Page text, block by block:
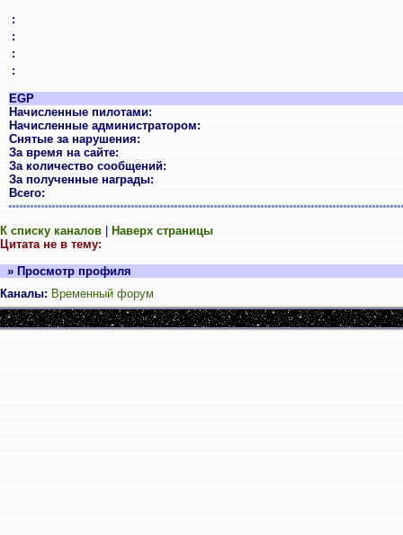
:
:
:
:
EGP
Начисленные пилотами:
Начисленные администратором:
Снятые за нарушения:
За время на сайте:
За количество сообщений:
За полученные награды:
Всего:
К списку каналов
Наверх страницы
Цитата не в тему:
» Просмотр профиля
Каналы: Временный форум